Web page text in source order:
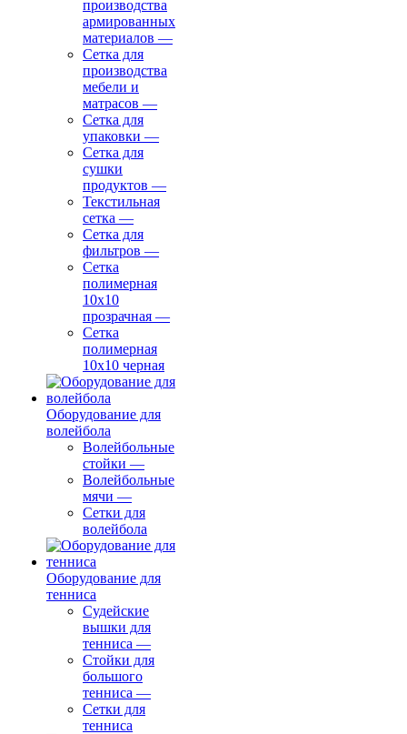
производства
армированных
материалов —
Сетка для
производства
мебели и
матрасов —
Сетка для
упаковки —
Сетка для
сушки
продуктов —
Текстильная
сетка —
Сетка для
фильтров —
Сетка
полимерная
10х10
прозрачная —
Сетка
полимерная
10х10 черная
Оборудование для
волейбола
Волейбольные
стойки —
Волейбольные
мячи —
Сетки для
волейбола
Оборудование для
тенниса
Судейские
вышки для
тенниса —
Стойки для
большого
тенниса —
Сетки для
тенниса